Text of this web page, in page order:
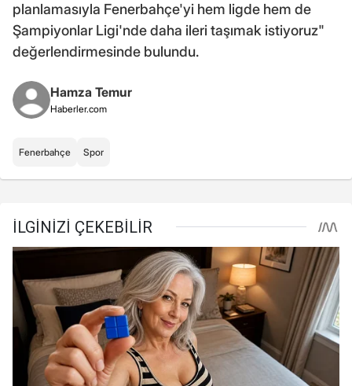
planlamasıyla Fenerbahçe'yi hem ligde hem de
Şampiyonlar Ligi'nde daha ileri taşımak istiyoruz"
değerlendirmesinde bulundu.
Hamza Temur
Haberler.com
Fenerbahçe Spor